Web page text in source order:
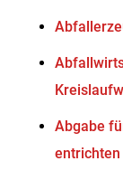
Abgabe
entrichten